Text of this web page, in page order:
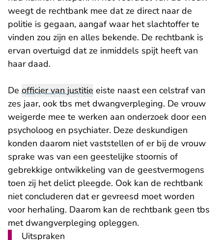
weegt de rechtbank mee dat ze direct naar de
politie is gegaan, aangaf waar het slachtoffer te
vinden zou zijn en alles bekende. De rechtbank is
ervan overtuigd dat ze inmiddels spijt heeft van
haar daad.
De officier van justitie eiste naast een celstraf van
zes jaar, ook tbs met dwangverpleging. De vrouw
weigerde mee te werken aan onderzoek door een
psycholoog en psychiater. Deze deskundigen
konden daarom niet vaststellen of er bij de vrouw
sprake was van een geestelijke stoornis of
gebrekkige ontwikkeling van de geestvermogens
toen zij het delict pleegde. Ook kan de rechtbank
niet concluderen dat er gevreesd moet worden
voor herhaling. Daarom kan de rechtbank geen tbs
met dwangverpleging opleggen.
Uitspraken